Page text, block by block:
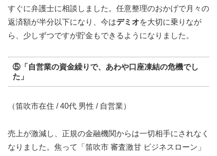
すぐに弁護士に相談しました。任意整理のおかげで月々の
返済額が半分以下になり、今はデミオを大切に乗りなが
ら、少しずつですが貯金もできるようになりました。
⑤「自営業の資金繰りで、あわや口座凍結の危機でし
た」
（笛吹市在住 / 40代 男性 / 自営業）
売上が激減し、正規の金融機関からは一切相手にされなく
なりました。焦って「笛吹市 審査激甘 ビジネスローン」